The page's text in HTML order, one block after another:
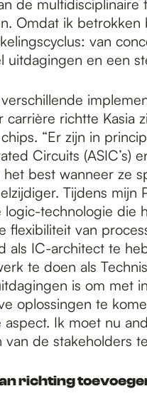
de
Omdat ik
van
uitdagingen en een
carrière richtte Kasia
“Er zijn in
Circuits (ASIC’s)
best wanneer ze
Tijdens
logic-technologie die
flexibiliteit van
als IC-architect te
te doen als
is om met
oplossingen te
aspect. Ik moet nu
de stakeholders
richting